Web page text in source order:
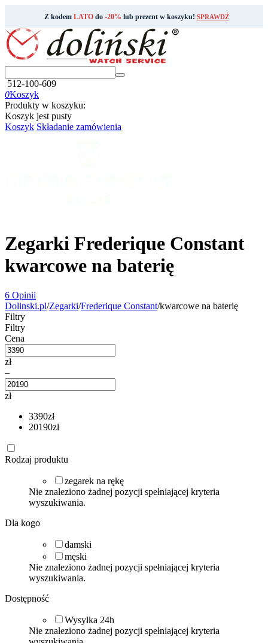
Z kodem LATOdo -20% lub prezent w koszyku! SPRAWDŹ
512-100-609
0Koszyk
Produkty w koszyku:
Koszyk jest pusty
Koszyk Składanie zamówienia
Zegarki Frederique Constant
kwarcowe na baterię
6 Opinii
Dolinski.pl/Zegarki/Frederique Constant/kwarcowe na baterię
Filtry
Filtry
Cena
zł
–
zł
3390zł
20190zł
Rodzaj produktu
zegarek na rękę
Nie znaleziono żadnej pozycji spełniającej kryteria
wyszukiwania.
Dla kogo
damski
męski
Nie znaleziono żadnej pozycji spełniającej kryteria
wyszukiwania.
Dostępność
Wysyłka 24h
Nie znaleziono żadnej pozycji spełniającej kryteria